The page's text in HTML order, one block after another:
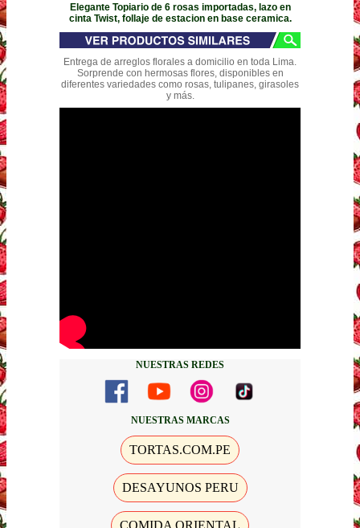
Elegante Topiario de 6 rosas importadas, lazo en
cinta Twist, follaje de estacion en base ceramica.
Entrega de arreglos florales a domicilio en toda Lima.
Sorprende con hermosas flores, disponibles en
diferentes variedades como rosas, tulipanes, girasoles
y más.
NUESTRAS REDES
NUESTRAS MARCAS
TORTAS.COM.PE
DESAYUNOS PERU
COMIDA ORIENTAL